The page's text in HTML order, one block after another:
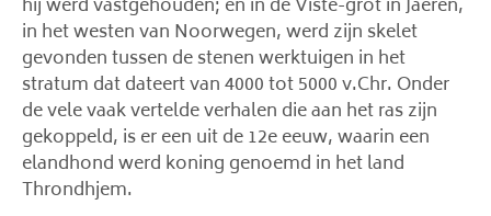
hij werd vastgehouden; en in de Viste-grot in Jaeren,
in het westen van Noorwegen, werd zijn skelet
gevonden tussen de stenen werktuigen in het
stratum dat dateert van 4000 tot 5000 v.Chr. Onder
de vele vaak vertelde verhalen die aan het ras zijn
gekoppeld, is er een uit de 12e eeuw, waarin een
elandhond werd koning genoemd in het land
Throndhjem.